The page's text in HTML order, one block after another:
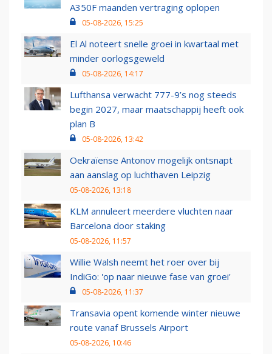
A350F maanden vertraging oplopen
05-08-2026, 15:25
El Al noteert snelle groei in kwartaal met
minder oorlogsgeweld
05-08-2026, 14:17
Lufthansa verwacht 777-9’s nog steeds
begin 2027, maar maatschappij heeft ook
plan B
05-08-2026, 13:42
Oekraïense Antonov mogelijk ontsnapt
aan aanslag op luchthaven Leipzig
05-08-2026, 13:18
KLM annuleert meerdere vluchten naar
Barcelona door staking
05-08-2026, 11:57
Willie Walsh neemt het roer over bij
IndiGo: 'op naar nieuwe fase van groei'
05-08-2026, 11:37
Transavia opent komende winter nieuwe
route vanaf Brussels Airport
05-08-2026, 10:46